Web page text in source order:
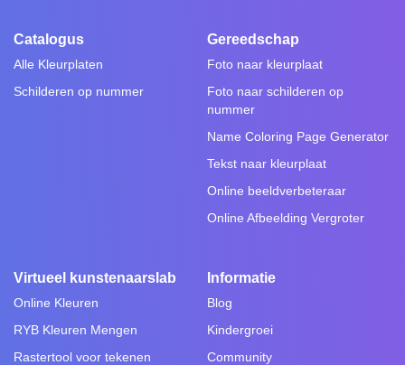
Catalogus
Alle Kleurplaten
Schilderen op nummer
Gereedschap
Foto naar kleurplaat
Foto naar schilderen op
nummer
Name Coloring Page Generator
Tekst naar kleurplaat
Online beeldverbeteraar
Online Afbeelding Vergroter
Virtueel kunstenaarslab
Online Kleuren
RYB Kleuren Mengen
Rastertool voor tekenen
Informatie
Blog
Kindergroei
Community